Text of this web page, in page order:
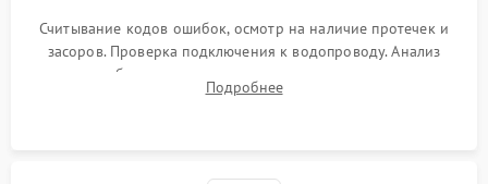
Считывание кодов ошибок, осмотр на наличие протечек и
засоров. Проверка подключения к водопроводу. Анализ
жалоб на отсутствие слива, нагрева, вращения
разбрызгивателей или срабатывание системы защиты
Подробнее